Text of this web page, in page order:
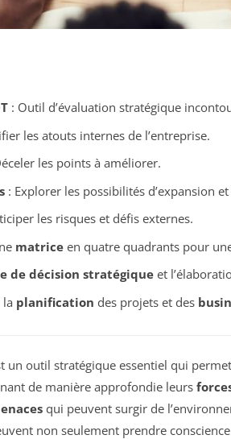
: Outil d’évaluation stratégique
les atouts internes de l’entreprise.
les points à améliorer.
: Explorer les possibilités d’expansion et
les risques et défis externes.
matriceen quatre quadrants pour
de décision stratégiqueet
la planification des projets et des
un outil stratégique essentiel qui
de manière approfondie leurs
qui peuvent surgir de
non seulement prendre